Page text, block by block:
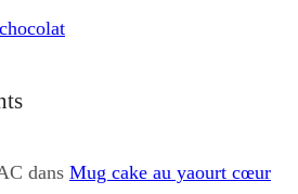
dans Mug cake au yaourt cœur